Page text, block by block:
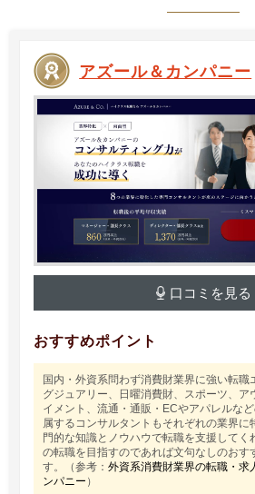
アズール＆カンパニー
口コミを見る
おすすめポイント
国内・外資系問わず消費財業界に強い転職
グジュアリー、日曜消費財、スポーツ、ア
イメント、流通・通販・ECやアパレルな
属するコンサルタントもそれぞれの業界に
門的な知識とノウハウで転職を支援してく
の転職を目指すのであれば文句なしのおす
す。（参考：外資系消費財業界の転職・求
ンパニー ）